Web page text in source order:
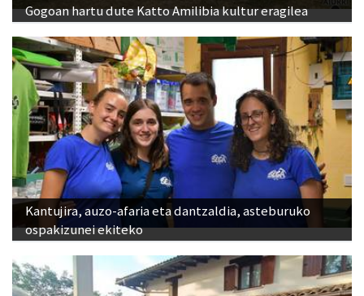
Gogoan hartu dute Katto Amilibia kultur eragilea
Kantujira, auzo-afaria eta dantzaldia, asteburuko
ospakizunei ekiteko